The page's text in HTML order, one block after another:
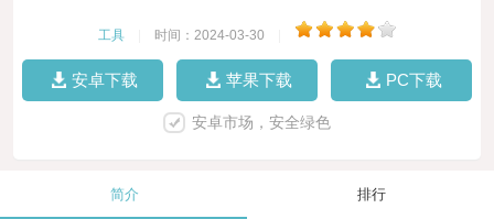
工具 时间：2024-03-30
安卓下载 苹果下载 PC下载
安卓市场，安全绿色
简介 排行